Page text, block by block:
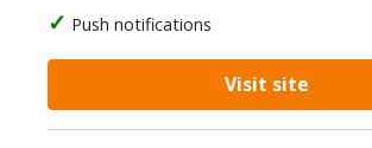
Push notifications
Visit site